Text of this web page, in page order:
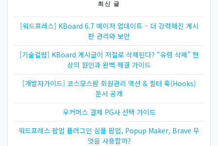
최신 글
[워드프레스] KBoard 6.7 메이저 업데이트 – 더 강력해진 게시
판 관리와 보안
[기술컬럼] KBoard 게시글이 저절로 삭제된다? “유령 삭제” 현
상의 원인과 완벽 해결 가이드
[개발자가이드] 코스모스팜 회원관리 액션 & 필터 훅(Hooks)
문서 공개
우커머스 결제 PG사 선택 가이드
워드프레스 팝업 플러그인 심플 팝업, Popup Maker, Brave 무
엇을 사용할까?